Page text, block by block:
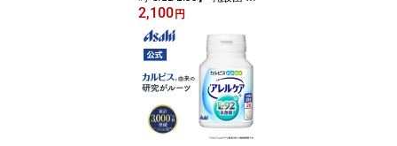
プリメント アレルケア
サプリ 60粒 パウチ 菌 L9
2 l92 タブレット 食品 L-
92乳酸菌 健康サプリ カ
ルピス 健康通販 アサヒ
公式
2,100 円